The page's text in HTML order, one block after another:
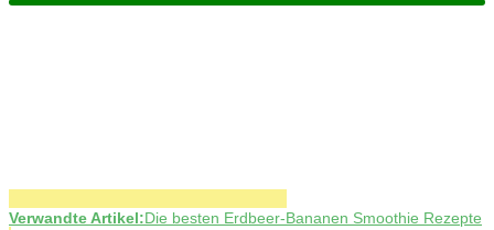
Verwandte Artikel:Die besten Erdbeer-Bananen Smoothie Rezepte